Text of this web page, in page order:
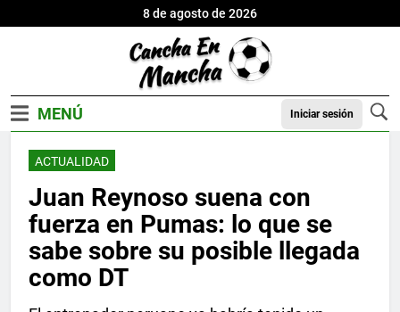
8 de agosto de 2026
Iniciar sesión
ACTUALIDAD
Juan Reynoso suena con
fuerza en Pumas: lo que se
sabe sobre su posible llegada
como DT